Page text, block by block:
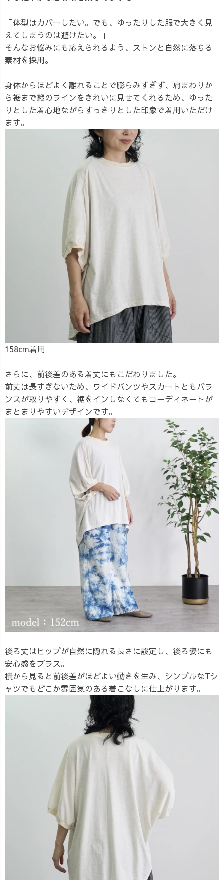
「体型はカバーしたい。でも、ゆったりした服で大きく見
えてしまうのは避けたい。」
そんなお悩みにも応えられるよう、ストンと自然に落ちる
素材を採用。
身体からほどよく離れることで膨らみすぎず、肩まわりか
ら裾まで縦のラインをきれいに見せてくれるため、ゆった
りとした着心地ながらすっきりとした印象で着用いただけ
ます。
158cm着用
さらに、前後差のある着丈にもこだわりました。
前丈は長すぎないため、ワイドパンツやスカートともバラ
ンスが取りやすく、裾をインしなくてもコーディネートが
まとまりやすいデザインです。
後ろ丈はヒップが自然に隠れる長さに設定し、後ろ姿にも
安心感をプラス。
横から見ると前後差がほどよい動きを生み、シンプルなTシ
ャツでもどこか雰囲気のある着こなしに仕上がります。